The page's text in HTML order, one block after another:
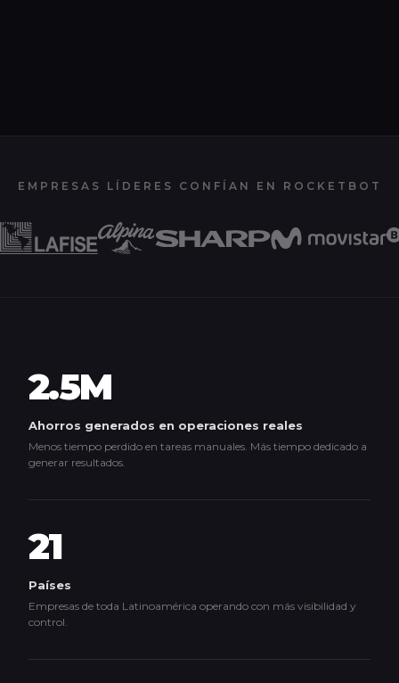
EMPRESAS LÍDERES CONFÍAN EN ROCKETBOT
2.5M
Ahorros generados en operaciones reales
Menos tiempo perdido en tareas manuales. Más tiempo dedicado a
generar resultados.
21
Países
Empresas de toda Latinoamérica operando con más visibilidad y
control.